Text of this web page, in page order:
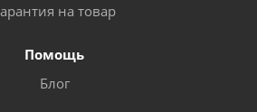
на товар
Помощь
Блог